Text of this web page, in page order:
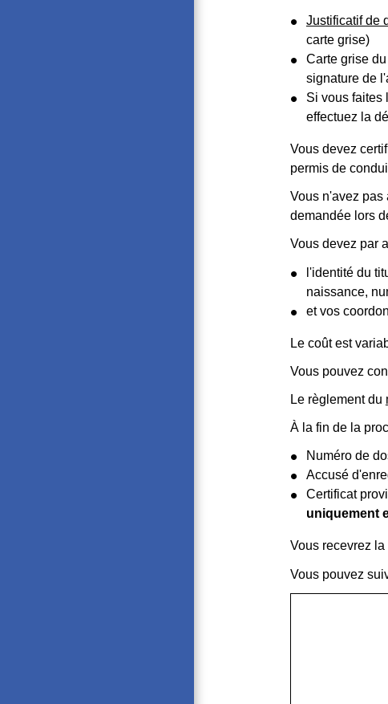
Justificatif de
carte grise)
Carte grise
signature de
Si vous faites
effectuez la
Vous devez
permis de
Vous n'avez pas
demandée lors
Vous devez par
l'identité du
naissance,
et vos
Le coût est
Vous pouvez
Le règlement du
À la fin de la
Numéro de
Accusé
Certificat
uniquement
Vous recevrez
Vous pouvez